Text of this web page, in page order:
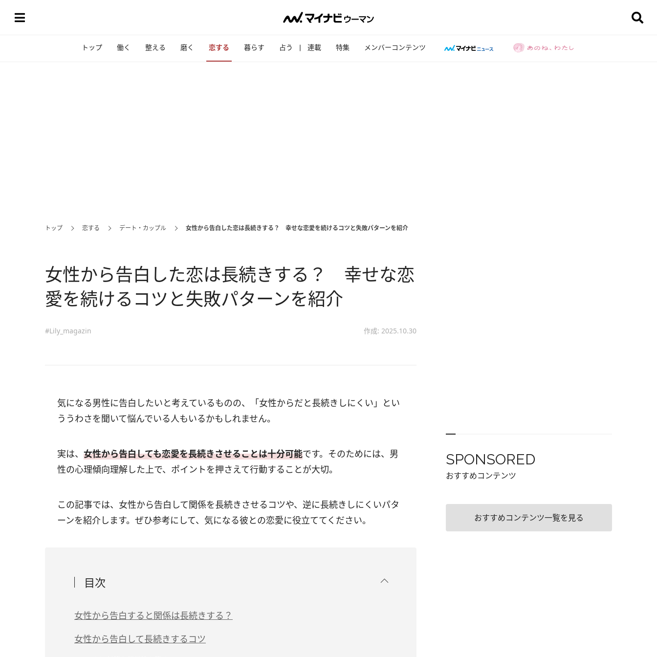
トップ 働く 整える 磨く 恋する 暮らす 占う 連載 特集 メンバーコンテンツ
トップ 恋する デート・カップル 女性から告白した恋は長続きする？ 幸せな恋愛を続けるコツと失敗パターンを紹介
女性から告白した恋は長続きする？ 幸せな恋
愛を続けるコツと失敗パターンを紹介
#Lily_magazin 作成: 2025.10.30
気になる男性に告白したいと考えているものの、「女性からだと長続きしにくい」とい
ううわさを聞いて悩んでいる人もいるかもしれません。
実は、 女性から告白しても恋愛を長続きさせることは十分可能です。そのためには、男
性の心理傾向理解した上で、ポイントを押さえて行動することが大切。
この記事では、女性から告白して関係を長続きさせるコツや、逆に長続きしにくいパタ
ーンを紹介します。ぜひ参考にして、気になる彼との恋愛に役立ててください。
目次
女性から告白すると関係は長続きする？
女性から告白して長続きするコツ
SPONSORED
おすすめコンテンツ
おすすめコンテンツ一覧を見る